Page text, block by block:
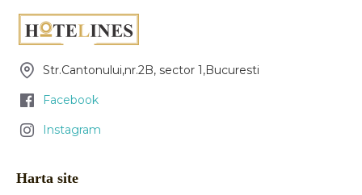
Str.Cantonului,nr.2B, sector 1,Bucuresti
Facebook
Instagram
Harta site